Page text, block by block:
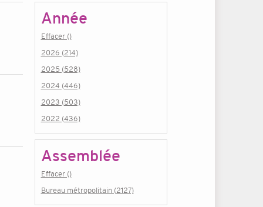
Année
Effacer ()
2026 (214)
2025 (528)
2024 (446)
2023 (503)
2022 (436)
Assemblée
Effacer ()
Bureau métropolitain (2127)